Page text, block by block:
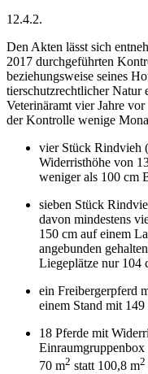
12.4.2.
Den Akten lässt sich
2017 durchgeführten
beziehungsweise seines
tierschutzrechtlicher Natur
Veterinäramt vier Jahre
der Kontrolle wenige
vier Stück Rindvieh
Widerristhöhe von
weniger als 100 cm
sieben Stück
davon mindestens
150 cm auf einem
angebunden
Liegeplätze nur 104
ein Freibergerpferd
einem Stand mit
18 Pferde mit
70 m2 statt 100,8 m2